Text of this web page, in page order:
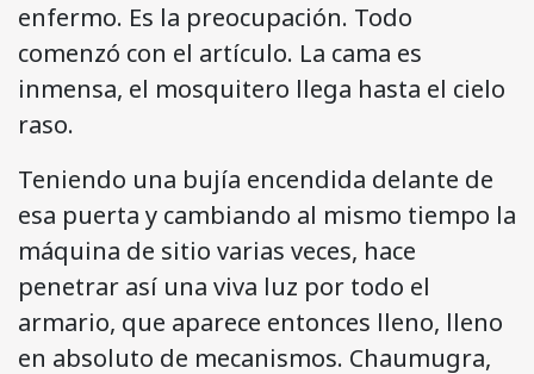
enfermo. Es la preocupación. Todo
comenzó con el artículo. La cama es
inmensa, el mosquitero llega hasta el cielo
raso.
Teniendo una bujía encendida delante de
esa puerta y cambiando al mismo tiempo la
máquina de sitio varias veces, hace
penetrar así una viva luz por todo el
armario, que aparece entonces lleno, lleno
en absoluto de mecanismos. Chaumugra,